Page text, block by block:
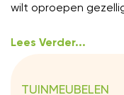
wilt oproepen
Lees Verder...
TUINMEUBELEN